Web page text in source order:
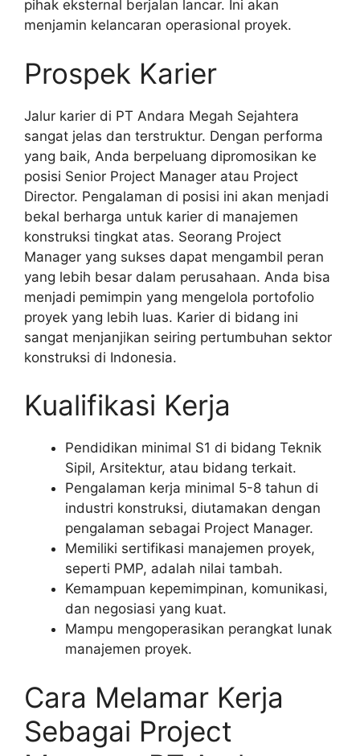
pihak eksternal berjalan lancar. Ini akan
menjamin kelancaran operasional proyek.
Prospek Karier
Jalur karier di PT Andara Megah Sejahtera
sangat jelas dan terstruktur. Dengan performa
yang baik, Anda berpeluang dipromosikan ke
posisi Senior Project Manager atau Project
Director. Pengalaman di posisi ini akan menjadi
bekal berharga untuk karier di manajemen
konstruksi tingkat atas. Seorang Project
Manager yang sukses dapat mengambil peran
yang lebih besar dalam perusahaan. Anda bisa
menjadi pemimpin yang mengelola portofolio
proyek yang lebih luas. Karier di bidang ini
sangat menjanjikan seiring pertumbuhan sektor
konstruksi di Indonesia.
Kualifikasi Kerja
Pendidikan minimal S1 di bidang Teknik
Sipil, Arsitektur, atau bidang terkait.
Pengalaman kerja minimal 5-8 tahun di
industri konstruksi, diutamakan dengan
pengalaman sebagai Project Manager.
Memiliki sertifikasi manajemen proyek,
seperti PMP, adalah nilai tambah.
Kemampuan kepemimpinan, komunikasi,
dan negosiasi yang kuat.
Mampu mengoperasikan perangkat lunak
manajemen proyek.
Cara Melamar Kerja
Sebagai Project